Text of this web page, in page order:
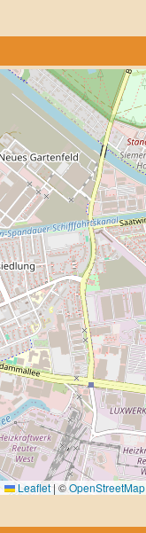
Leaflet | ©OpenStreetMap